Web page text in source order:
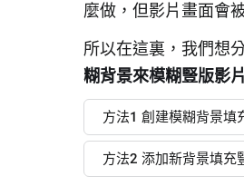
麼做，但影片畫面會
所以在這裏，我們想
糊背景來模糊豎版影
方法1 創建模糊背景填
方法2 添加新背景填充